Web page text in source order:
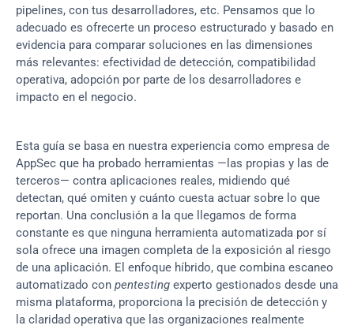
pipelines, con tus desarrolladores, etc. Pensamos que lo
adecuado es ofrecerte un proceso estructurado y basado en
evidencia para comparar soluciones en las dimensiones
más relevantes: efectividad de detección, compatibilidad
operativa, adopción por parte de los desarrolladores e
impacto en el negocio.
Esta guía se basa en nuestra experiencia como empresa de
AppSec que ha probado herramientas —las propias y las de
terceros— contra aplicaciones reales, midiendo qué
detectan, qué omiten y cuánto cuesta actuar sobre lo que
reportan. Una conclusión a la que llegamos de forma
constante es que ninguna herramienta automatizada por sí
sola ofrece una imagen completa de la exposición al riesgo
de una aplicación. El enfoque híbrido, que combina escaneo
automatizado con pentesting experto gestionados desde una
misma plataforma, proporciona la precisión de detección y
la claridad operativa que las organizaciones realmente